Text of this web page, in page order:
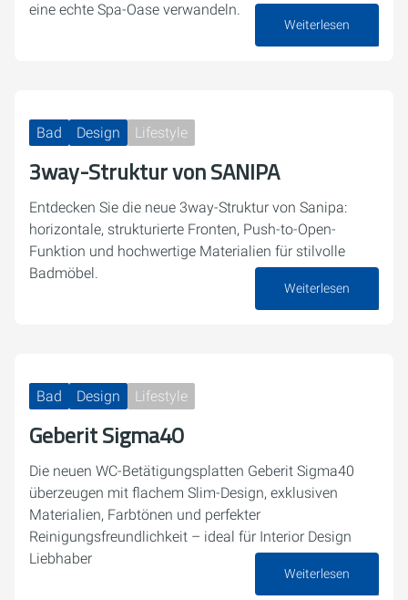
eine echte Spa-Oase verwandeln.
Weiterlesen
Bad Design Lifestyle
3way-Struktur von SANIPA
Entdecken Sie die neue 3way-Struktur von Sanipa:
horizontale, strukturierte Fronten, Push-to-Open-
Funktion und hochwertige Materialien für stilvolle
Badmöbel.
Weiterlesen
Bad Design Lifestyle
Geberit Sigma40
Die neuen WC-Betätigungsplatten Geberit Sigma40
überzeugen mit flachem Slim-Design, exklusiven
Materialien, Farbtönen und perfekter
Reinigungsfreundlichkeit – ideal für Interior Design
Liebhaber
Weiterlesen